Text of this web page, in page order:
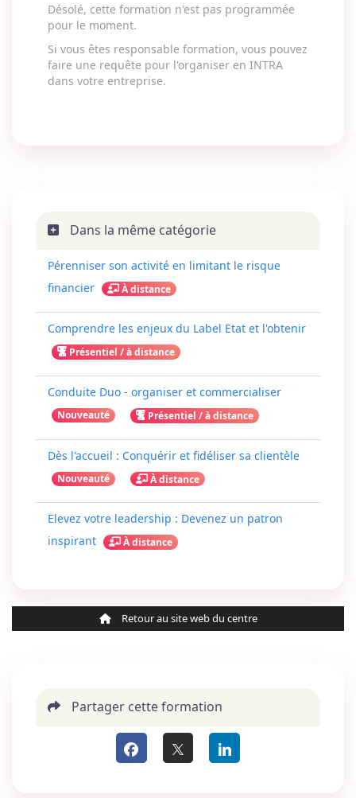
Désolé, cette formation n'est pas programmée
pour le moment.
Si vous êtes responsable formation, vous pouvez
faire une requête pour l'organiser en INTRA
dans votre entreprise.
Dans la même catégorie
Pérenniser son activité en limitant le risque
financier
À distance
Comprendre les enjeux du Label Etat et l'obtenir
Présentiel / à distance
Conduite Duo - organiser et commercialiser
Nouveauté Présentiel / à distance
Dès l'accueil : Conquérir et fidéliser sa clientèle
Nouveauté À distance
Elevez votre leadership : Devenez un patron
inspirant
À distance
Retour au site web du centre
Partager cette formation